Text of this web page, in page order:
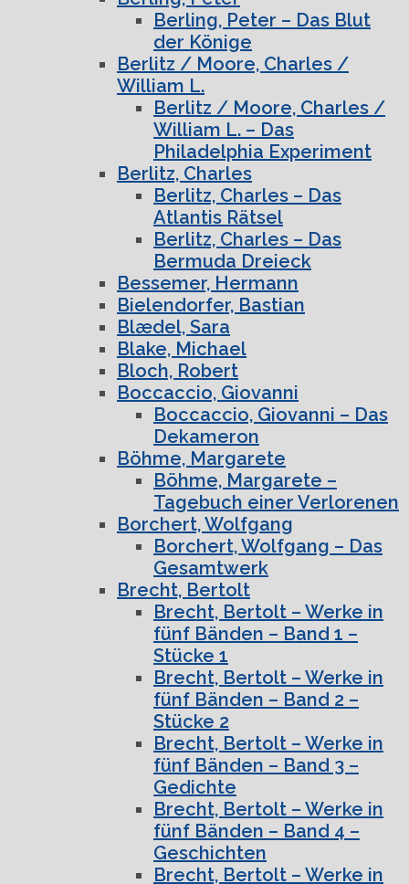
Berling, Peter – Das Blut
der Könige
Berlitz / Moore, Charles /
William L.
Berlitz / Moore, Charles /
William L. – Das
Philadelphia Experiment
Berlitz, Charles
Berlitz, Charles – Das
Atlantis Rätsel
Berlitz, Charles – Das
Bermuda Dreieck
Bessemer, Hermann
Bielendorfer, Bastian
Blædel, Sara
Blake, Michael
Bloch, Robert
Boccaccio, Giovanni
Boccaccio, Giovanni – Das
Dekameron
Böhme, Margarete
Böhme, Margarete –
Tagebuch einer Verlorenen
Borchert, Wolfgang
Borchert, Wolfgang – Das
Gesamtwerk
Brecht, Bertolt
Brecht, Bertolt – Werke in
fünf Bänden – Band 1 –
Stücke 1
Brecht, Bertolt – Werke in
fünf Bänden – Band 2 –
Stücke 2
Brecht, Bertolt – Werke in
fünf Bänden – Band 3 –
Gedichte
Brecht, Bertolt – Werke in
fünf Bänden – Band 4 –
Geschichten
Brecht, Bertolt – Werke in